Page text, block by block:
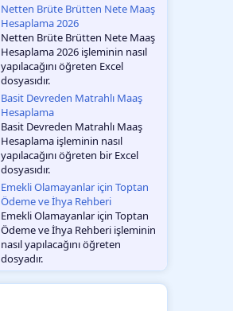
Netten Brüte Brütten Nete Maaş
Hesaplama 2026
Netten Brüte Brütten Nete Maaş
Hesaplama 2026 işleminin nasıl
yapılacağını öğreten Excel
dosyasıdır.
Basit Devreden Matrahlı Maaş
Hesaplama
Basit Devreden Matrahlı Maaş
Hesaplama işleminin nasıl
yapılacağını öğreten bir Excel
dosyasıdır.
Emekli Olamayanlar için Toptan
Ödeme ve İhya Rehberi
Emekli Olamayanlar için Toptan
Ödeme ve İhya Rehberi işleminin
nasıl yapılacağını öğreten
dosyadır.